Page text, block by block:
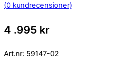
(0 kundrecensioner)
4 .995 kr
Art.nr: 59147-02